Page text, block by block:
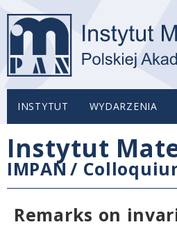
INSTYTUT WYDARZENIA
Instytut
IMPAN /
Remarks on